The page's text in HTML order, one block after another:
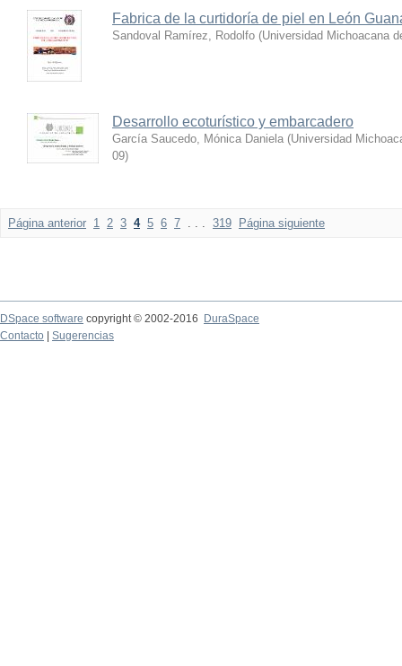
Fabrica de la curtidoría de piel en León
Sandoval Ramírez, Rodolfo (Universidad Michoacana
Desarrollo ecoturístico y embarcadero
García Saucedo, Mónica Daniela (Universidad
09)
Página anterior 1 2 3 4 5 6 7 . . . 319 Página siguiente
DSpace software copyright © 2002-2016
DuraSpace
Contacto
Sugerencias